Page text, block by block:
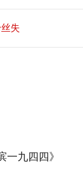
失
失
九四四》